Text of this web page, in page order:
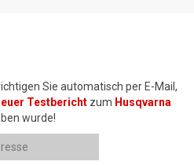
Sie automatisch per E-Mail,
Testbericht zum Husqvarna
wurde!